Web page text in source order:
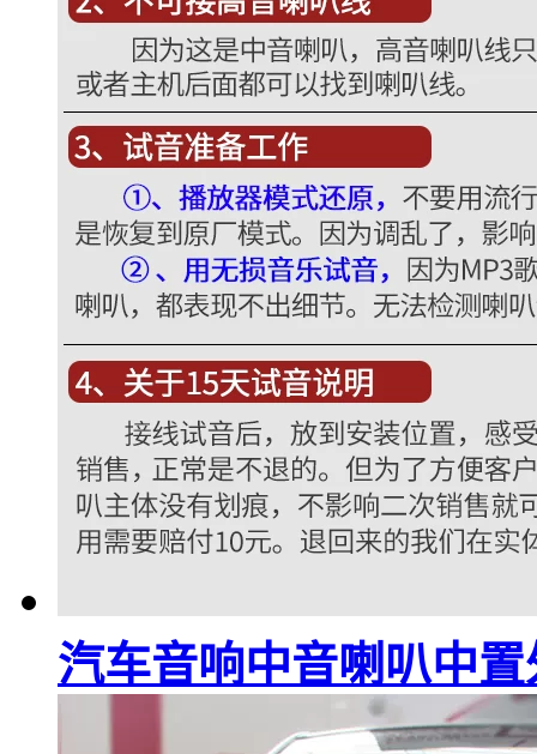
汽车音响中音喇叭中